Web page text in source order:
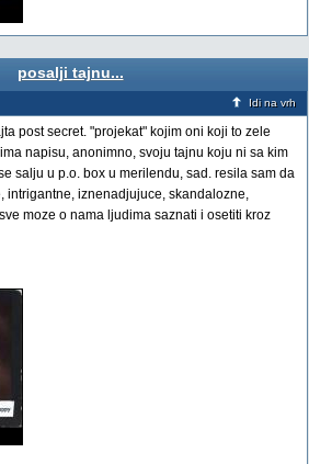
posalji tajnu...
Idi na vrh
post secret. "projekat" kojim oni koji to zele
napisu, anonimno, svoju tajnu koju ni sa kim
salju u p.o. box u merilendu, sad. resila sam da
intrigantne, iznenadjujuce, skandalozne,
moze o nama ljudima saznati i osetiti kroz